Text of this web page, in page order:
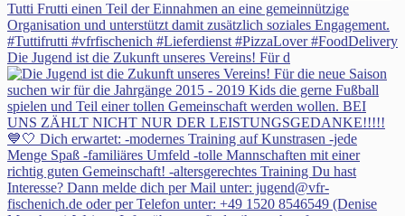
Die Jugend ist die Zukunft unseres Vereins! Für d